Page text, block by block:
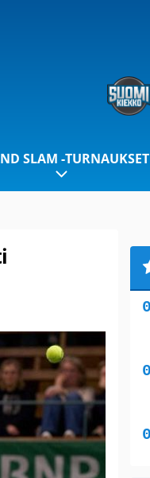
SLAM -TURNAUKSET